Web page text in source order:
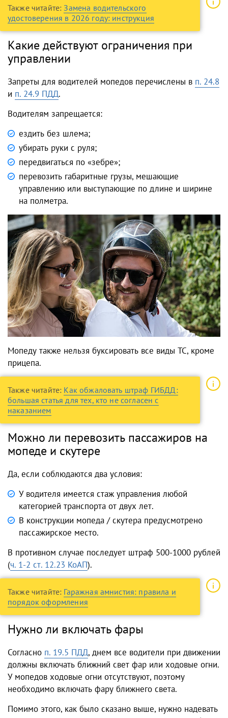
Также читайте:Замена водительского
удостоверения в 2026 году: инструкция
Какие действуют ограничения при
управлении
Запреты для водителей мопедов перечислены в п. 24.8
и п. 24.9 ПДД.
Водителям запрещается:
ездить без шлема;
убирать руки с руля;
передвигаться по «зебре»;
перевозить габаритные грузы, мешающие
управлению или выступающие по длине и ширине
на полметра.
Мопеду также нельзя буксировать все виды ТС, кроме
прицепа.
Также читайте: Как обжаловать штраф ГИБДД:
большая статья для тех, кто не согласен с
наказанием
Можно ли перевозить пассажиров на
мопеде и скутере
Да, если соблюдаются два условия:
У водителя имеется стаж управления любой
категорией транспорта от двух лет.
В конструкции мопеда / скутера предусмотрено
пассажирское место.
В противном случае последует штраф 500-1000 рублей
(ч. 1-2 ст. 12.23 КоАП).
Также читайте: Гаражная амнистия: правила и
порядок оформления
Нужно ли включать фары
Согласно п. 19.5 ПДД, днем все водители при движении
должны включать ближний свет фар или ходовые огни.
У мопедов ходовые огни отсутствуют, поэтому
необходимо включать фару ближнего света.
Помимо этого, как было сказано выше, нужно надевать